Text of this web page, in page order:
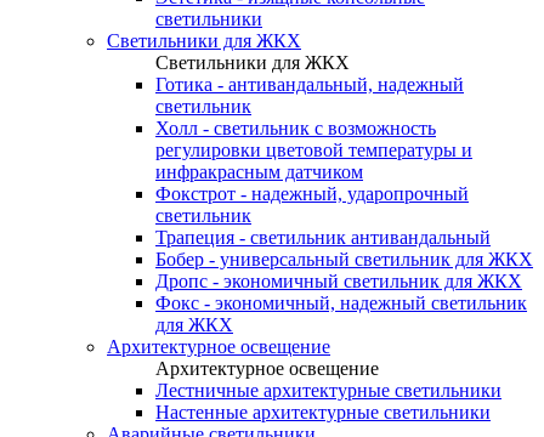
светильники
Светильники для ЖКХ
Светильники для ЖКХ
Готика - антивандальный, надежный
светильник
Холл - светильник с возможность
регулировки цветовой температуры и
инфракрасным датчиком
Фокстрот - надежный, ударопрочный
светильник
Трапеция - светильник антивандальный
Бобер - универсальный светильник для ЖКХ
Дропс - экономичный светильник для ЖКХ
Фокс - экономичный, надежный светильник
для ЖКХ
Архитектурное освещение
Архитектурное освещение
Лестничные архитектурные светильники
Настенные архитектурные светильники